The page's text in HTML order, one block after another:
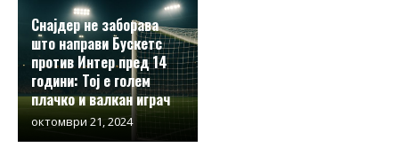
Снајдер не заборава
што направи Бускетс
против Интер пред 14
години: Тој е голем
плачко и валкан играч
октомври 21, 2024